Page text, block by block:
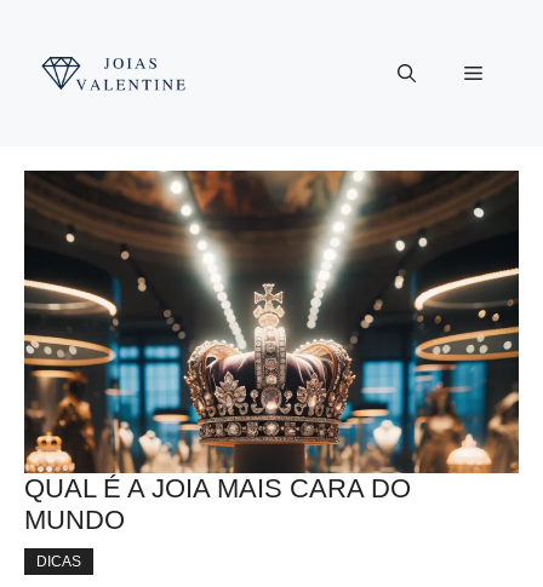
Menu
QUAL É A JOIA MAIS CARA DO
MUNDO
DICAS